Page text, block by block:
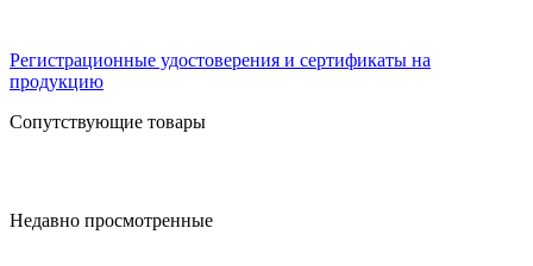
Регистрационные удостоверения и сертификаты на
продукцию
Сопутствующие товары
Недавно просмотренные